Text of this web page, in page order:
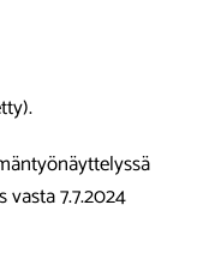
vasta 7.7.2024